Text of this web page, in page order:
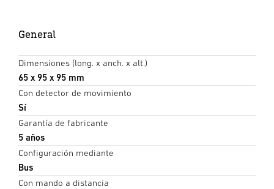
General
Dimensiones (long. x anch. x alt.)
65 x 95 x 95 mm
Con detector de movimiento
Sí
Garantía de fabricante
5 años
Configuración mediante
Bus
Con mando a distancia